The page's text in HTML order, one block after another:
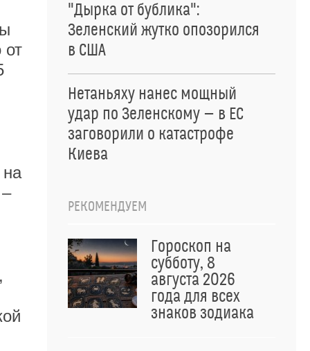
от
"Дырка от бублика":
Зеленский жутко опозорился
в США
Нетаньяху нанес мощный
удар по Зеленскому — в ЕС
заговорили о катастрофе
Киева
РЕКОМЕНДУЕМ
Гороскоп на
субботу, 8
августа 2026
года для всех
знаков зодиака